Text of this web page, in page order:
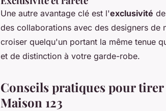
Une autre avantage clé est l'exclusivité
des collaborations avec des designers de
croiser quelqu'un portant la même tenue
et de distinction à votre garde-robe.
Conseils pratiques pour
Maison 123